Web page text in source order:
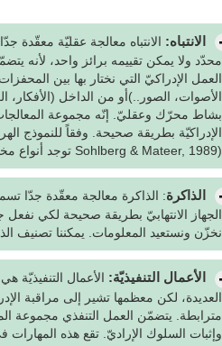
الانتباه: الانتباه معالجة عقليّة
محدّد ولا يمكن تقييمه برائز واحد، لأنه
العمل الإدراكيّ التي نختار بها بين
الأصوات، الصور..)أو من الداخل (الأفكار،
بشاط محرّك وعقليّ. إنّه مجموعة المعالجات
Sohlberg & Mateer, 1989) توجد أنواع مختلفة من الانتباه بحسب تعقيده:
الذاكرة: الذاكرة معالجة معقّدة جدّا
الجهاز الانتهابيّ بطريقة صحيحة لكي
نخزّن ونستعيد المعلومات. يمكننا تصنيف
الأعمال التنفيذيّة: الأعمال التنفيذيّة
العديدة، لكن معظمها تشير إلى مراقبة
مترابطة. يتضمّن العمل التنفذي مجموعة